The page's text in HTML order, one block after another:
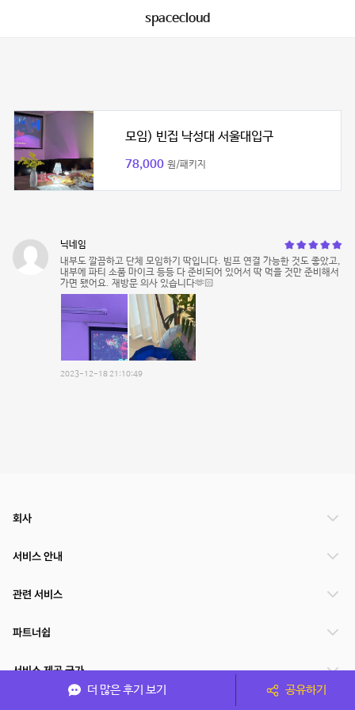
spacecloud
모임) 빈집 낙성대 서울대입구
78,000 원/패키지
닉네임
내부도 깔끔하고 단체 모임하기 딱입니다. 빔프 연결 가능한 것도 좋았고,
내부에 파티 소품 마이크 등등 다 준비되어 있어서 딱 먹을 것만 준비해서
가면 됐어요. 재방문 의사 있습니다🫶🏻
2023-12-18 21:10:49
더 많은 후기 보기 공유하기
회사
서비스 안내
관련 서비스
파트너쉽
서비스 제공 국가